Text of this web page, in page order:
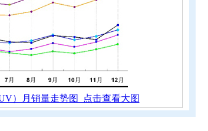
）月销量走势图 点击查看大图